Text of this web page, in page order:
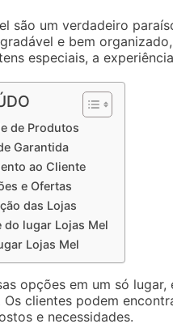
são um verdadeiro
e bem
especiais, a
de Produtos
Garantida
ao Cliente
e Ofertas
das Lojas
do lugar Lojas Mel
Lojas Mel
opções em um só
clientes podem
e necessidades.